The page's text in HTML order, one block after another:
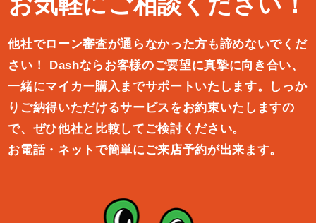
他社でローン審査が通らなかった方も諦めないでくだ
さい！
Dashならお客様のご要望に真摯に向き合い、
一緒にマイカー購入ま でサポートいたします。しっか
りご納得いただけるサービスをお約束いたしますの
で、ぜひ他社と比較してご検討ください。
お電話・ネットで簡単にご来店予約が出来ます。